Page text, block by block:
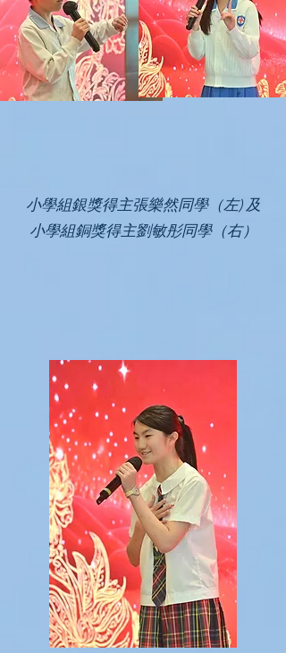
小學組銀獎得主張樂然同學（左) 及
小學組銅獎得主劉敏彤同學（右）